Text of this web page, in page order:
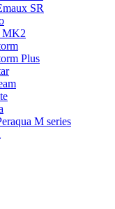
SR
MK2
Plus
M series